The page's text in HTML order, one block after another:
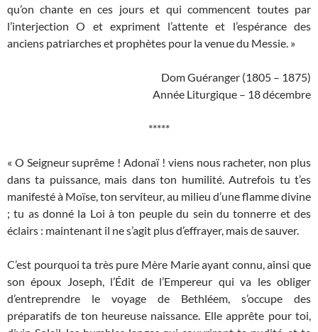
qu’on chante en ces jours et qui commencent toutes par
l’interjection O et expriment l’attente et l’espérance des
anciens patriarches et prophètes pour la venue du Messie. »
Dom Guéranger (1805 – 1875)
Année Liturgique – 18 décembre
*****
« O Seigneur suprême ! Adonaï ! viens nous racheter, non plus
dans ta puissance, mais dans ton humilité. Autrefois tu t’es
manifesté à Moïse, ton serviteur, au milieu d’une flamme divine
; tu as donné la Loi à ton peuple du sein du tonnerre et des
éclairs : maintenant il ne s’agit plus d’effrayer, mais de sauver.
C’est pourquoi ta très pure Mère Marie ayant connu, ainsi que
son époux Joseph, l’Édit de l’Empereur qui va les obliger
d’entreprendre le voyage de Bethléem, s’occupe des
préparatifs de ton heureuse naissance. Elle apprête pour toi,